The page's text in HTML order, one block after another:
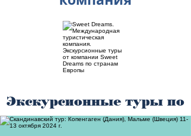
Экскурсионные туры по
странам Европы